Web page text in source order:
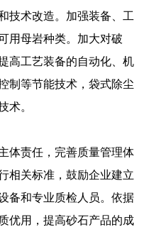
技术改造。加强装备、工
用母岩种类。加大对破
高工艺装备的自动化、机
制等节能技术，袋式除尘
术。
体责任，完善质量管理体
相关标准，鼓励企业建立
备和专业质检人员。依据
优用，提高砂石产品的成